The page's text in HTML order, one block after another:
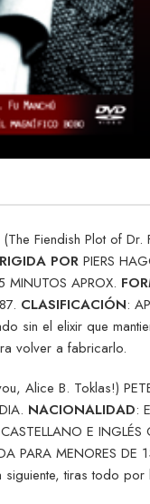
(The Fiendish Plot of Dr.
POR PIERS
MINUTOS APROX.
CLASIFICACIÓN:
sin el elixir que
volver a fabricarlo.
Alice B. Toklas!)
NACIONALIDAD:
E
PARA MENORES
tiras todo